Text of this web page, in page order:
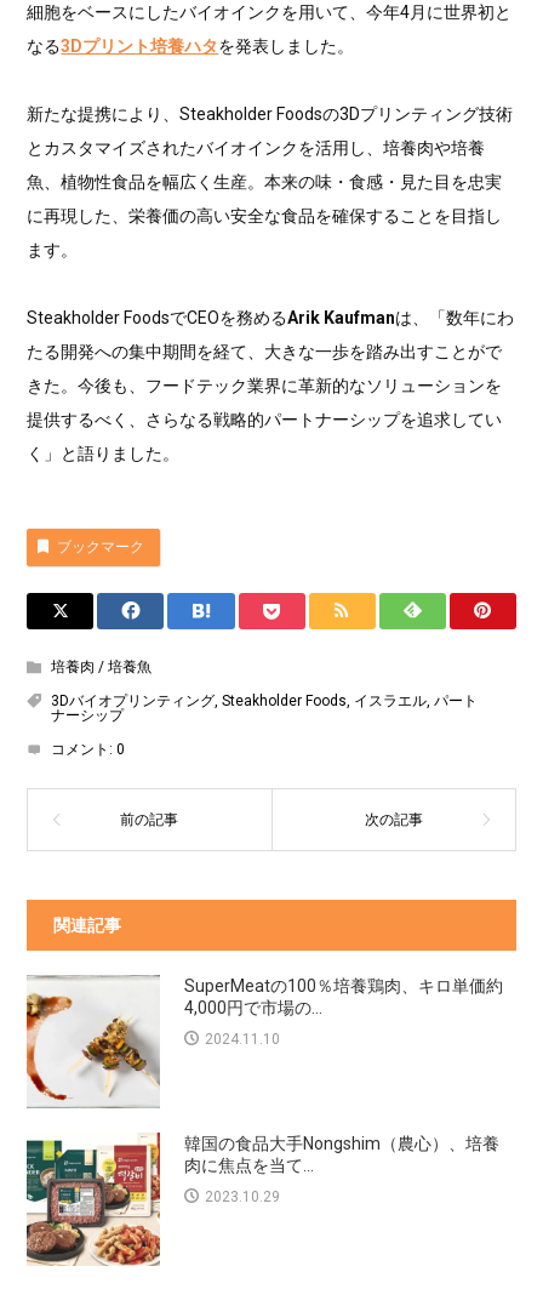
細胞をベースにしたバイオインクを用いて、今年4月に世界初と
なる3Dプリント培養ハタを発表しました。
新たな提携により、Steakholder Foodsの3Dプリンティング技術
とカスタマイズされたバイオインクを活用し、培養肉や培養
魚、植物性食品を幅広く生産。本来の味・食感・見た目を忠実
に再現した、栄養価の高い安全な食品を確保することを目指し
ます。
Steakholder FoodsでCEOを務めるArik Kaufmanは、「数年にわ
たる開発への集中期間を経て、大きな一歩を踏み出すことがで
きた。今後も、フードテック業界に革新的なソリューションを
提供するべく、さらなる戦略的パートナーシップを追求してい
く」と語りました。
ブックマーク
培養肉 / 培養魚
3Dバイオプリンティング,Steakholder Foods, イスラエル,パート
ナーシップ
コメント:0
関連記事
SuperMeatの100％培養鶏肉、キロ単価約
4,000円で市場の...
2024.11.10
韓国の食品大手Nongshim（農心）、培養
肉に焦点を当て...
2023.10.29